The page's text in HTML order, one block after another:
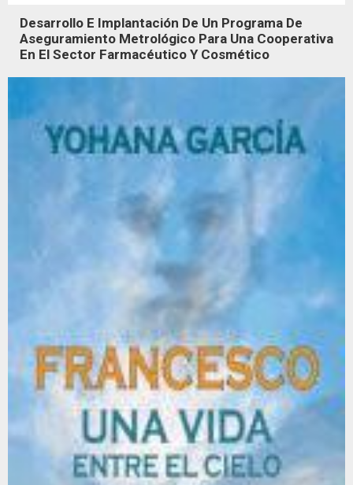
Desarrollo E Implantación De Un Programa De
Aseguramiento Metrológico Para Una Cooperativa
En El Sector Farmacéutico Y Cosmético